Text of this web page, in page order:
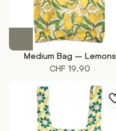
Medium Bag – Lemons
CHF 19.90